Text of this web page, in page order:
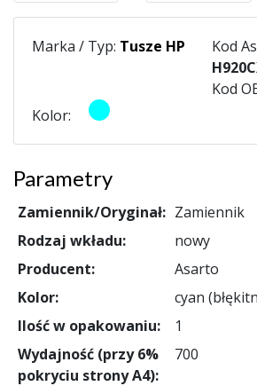
Marka / Typ: Tusze HP Kod
Kod
Kolor:
Parametry
Zamiennik/Oryginał: Zamiennik
Rodzaj wkładu:
nowy
Producent:
Asarto
Kolor:
cyan
Ilość w opakowaniu:
1
Wydajność (przy 6%
pokryciu strony A4):
700